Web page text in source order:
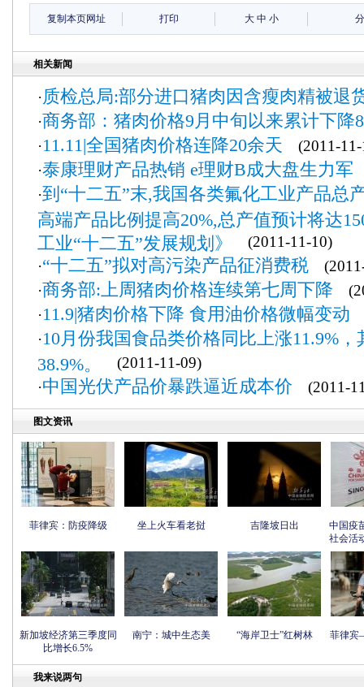
复制本页网址 打印 大 中 小
相关新闻
·质检总局:部分进口猪肉因含瘦肉精被退
·商务部：猪肉价格9月中旬以来累计下降
·11.11|全国猪肉价格连降20余天 (2011-11-
·泰康理财产品热销 e理财B成大盘生力军
·到“十二五”末,我国各类氟化工业产品总
高端产品比例提高20%,总产值预计将达
工业“十二五”发展规划》
(2011-11-10)
·“十二五”拟对高污染产品征消费税
·商务部:上周猪肉价格连续第七周下降
·11.9|猪肉价格下降 食用油价格微幅变动
·10月份我国食品类价格同比上涨11.9%
38.9%。
(2011-11-09)
·中国光伏产品价暴跌逼近成本价 (2011-
图文资讯
菲律宾：防疫降级 坐上火车看老挝 吉隆坡日出
中国疫
社会活
新加坡经济第三季度同
比增长6.5%
南宁：城中生态美 “海岸卫士”红树林 菲律宾
我来说两句